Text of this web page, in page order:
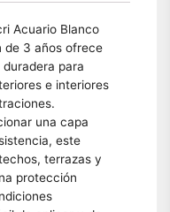
Acuario Blanco
de 3 años ofrece
para
e interiores
una capa
este
terrazas y
protección